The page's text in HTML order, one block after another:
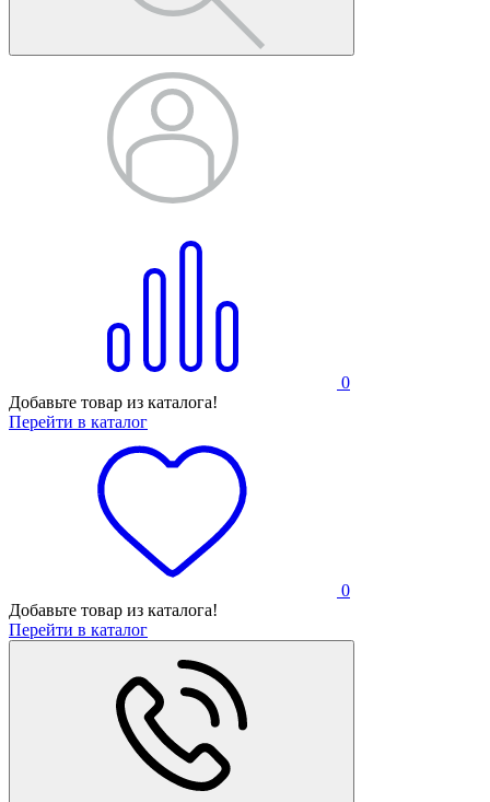
0
Добавьте товар из каталога!
Перейти в каталог
0
Добавьте товар из каталога!
Перейти в каталог